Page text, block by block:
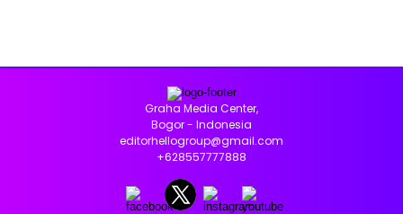
Graha Media Center,
Bogor - Indonesia
editorhellogroup@gmail.com
+628557777888